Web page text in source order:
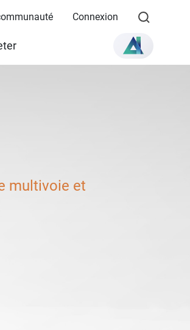
Connexion
multivoie et